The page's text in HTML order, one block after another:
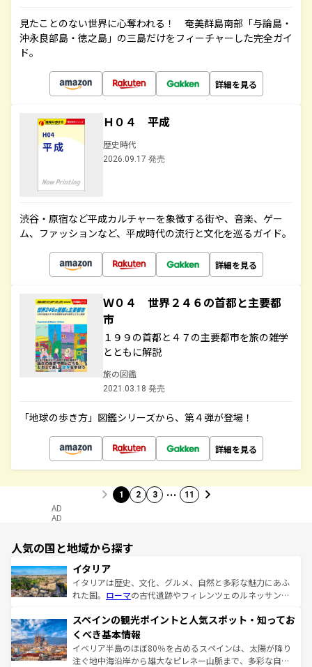
見たことのない世界に心奪われる！ 奄美群島南部「与論島・
沖永良部島・徳之島」の三島だけをフィーチャーした完全ガイ
ド。
詳細を見る
Ｈ０４ 平成
歴史時代
2026.09.17 発売
渋谷・原宿など平成カルチャーを象徴する街や、音楽、ゲー
ム、ファッションなど、平成時代の流行と文化を巡るガイド。
詳細を見る
Ｗ０４ 世界２４６の首都と主要都
市
１９９の首都と４７の主要都市を旅の雑学
とともに解説
旅の図鑑
2021.03.18 発売
「地球の歩き方」図鑑シリーズから、第４弾が登場！
詳細を見る
1 2 3 … 11
AD
AD
人気の国と地域から探す
イタリア
イタリアは歴史、文化、グルメ、自然と多彩な魅力にあふ
れた国。 ローマの古代遺跡やフィレンツェのルネッサンス
ろん、トスカーナの美しい田園風景やアマルフィ海岸の絶
景など、自然景観も見逃せない。観光の合間には、本場の
ピザやパスタなど、絶品のイタリア料理を堪能することも
できる。朝目覚めてから夜眠るまで、すべての瞬間を楽し
スペインの観光ポイントと人気スポット・知ってお
くべき基本情報
イベリア半島のほぼ80％を占めるスペインは、太陽が降り
注ぐ地中海沿岸から雄大なピレネー山脈まで、多彩な自然